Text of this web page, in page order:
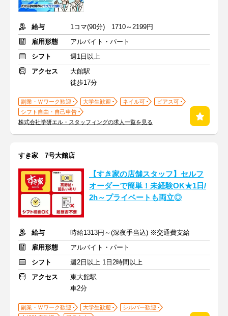
給与
1コマ(90分) 1710～2199円
雇用形態
アルバイト・パート
シフト
週1日以上
アクセス
大館駅
徒歩17分
副業・Ｗワーク歓迎 大学生歓迎 ネイル可
ピアス可
シフト自由・自己申告
株式会社学研エル・スタッフィングの求人一覧を見る
すき家 7号大館店
【すき家の店舗スタッフ】セルフ
オーダーで簡単！未経験OK★1日/
2h～プライベートも両立◎
給与
時給1313円～(深夜手当込) ※交通費支給
雇用形態
アルバイト・パート
シフト
週2日以上 1日2時間以上
アクセス
東大館駅
車2分
副業・Ｗワーク歓迎 大学生歓迎
シルバー歓迎